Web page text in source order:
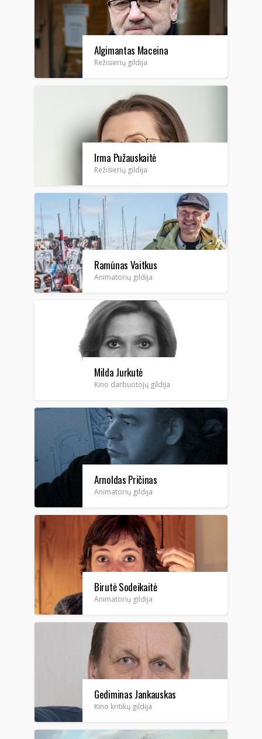
Algimantas Maceina
Režisierių gildija
Irma Pužauskaitė
Režisierių gildija
Ramūnas Vaitkus
Animatorių gildija
Milda Jurkutė
Kino darbuotojų gildija
Arnoldas Pričinas
Animatorių gildija
Birutė Sodeikaitė
Animatorių gildija
Gediminas Jankauskas
Kino kritikų gildija